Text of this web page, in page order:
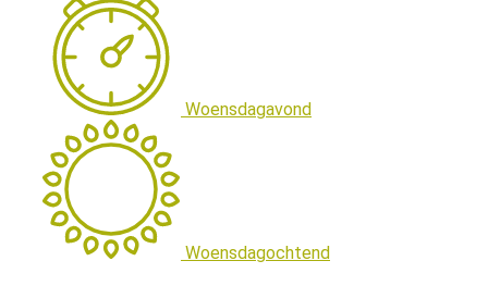
Woensdagavond
Woensdagochtend